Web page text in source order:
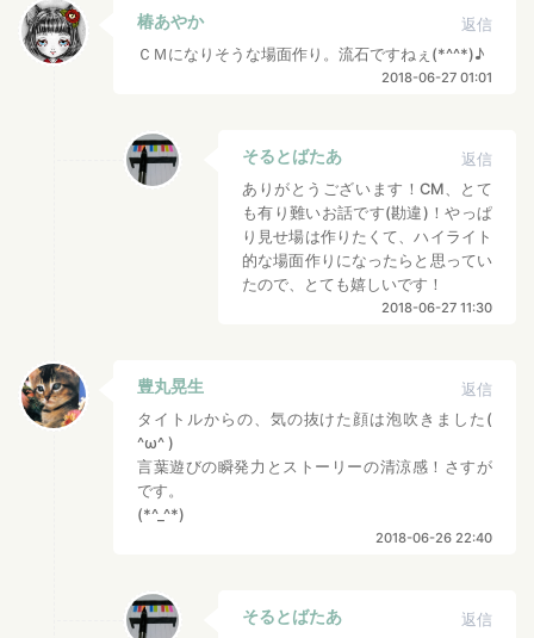
椿あやか
返信
ＣＭになりそうな場面作り。流石ですねぇ(*^^*)♪
2018-06-27 01:01
そるとばたあ
返信
ありがとうございます！CM、とて
も有り難いお話です(勘違)！やっぱ
り見せ場は作りたくて、ハイライト
的な場面作りになったらと思ってい
たので、とても嬉しいです！
2018-06-27 11:30
豊丸晃生
返信
タイトルからの、気の抜けた顔は泡吹きました(
^ω^ )
言葉遊びの瞬発力とストーリーの清涼感！さすが
です。
(*^_^*)
2018-06-26 22:40
そるとばたあ
返信